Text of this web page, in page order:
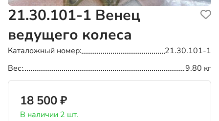
21.30.101-1 Венец
ведущего колеса
Каталожный номер
21.30.101-1
Вес
9.80 кг
18 500 ₽
В наличии 2 шт.